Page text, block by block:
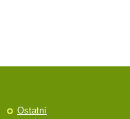
Ostatní